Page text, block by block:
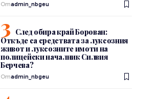
Отadmin_nbgeu
След обира край Борован:
Откъде са средствата за луксозния
живот и луксозните имоти на
полицейски началник Силвия
Берчева?
Отadmin_nbgeu